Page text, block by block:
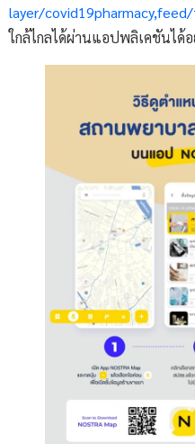
layer/
ใกล้ไกลได้ผ่านแอปพลิเคชันได้อ